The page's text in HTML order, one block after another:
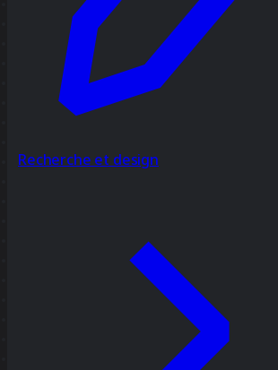
Recherche et design